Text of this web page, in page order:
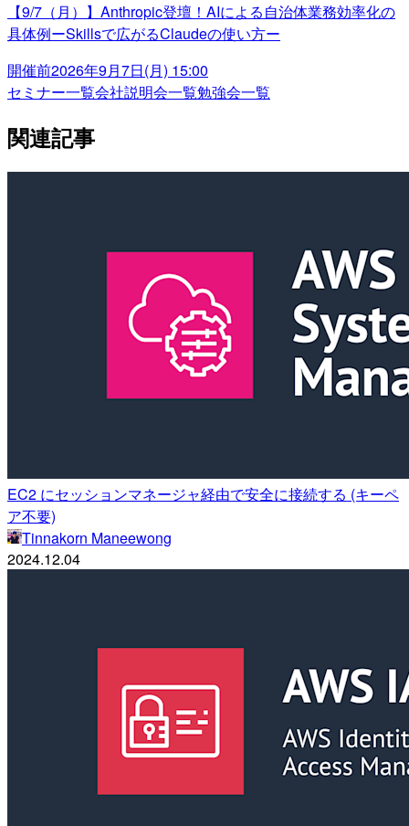
【9/7（月）】Anthropic登壇！AIによる自治体業務効率化の
具体例ーSkillsで広がるClaudeの使い方ー
開催前2026年9月7日(月) 15:00
セミナー一覧会社説明会一覧勉強会一覧
関連記事
EC2 にセッションマネージャ経由で安全に接続する (キーペ
ア不要)
Tinnakorn Maneewong
2024.12.04